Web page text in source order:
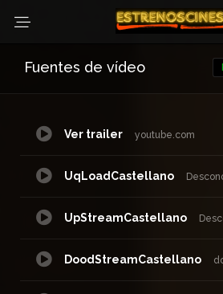
Fuentes de vídeo
Ver trailer youtube.com
UqLoadCastellano
UpStreamCastellano
DoodStreamCastellano